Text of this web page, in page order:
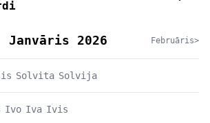
Janvāris 2026 Februāris>
Solvita Solvija
Ivo Iva Ivis